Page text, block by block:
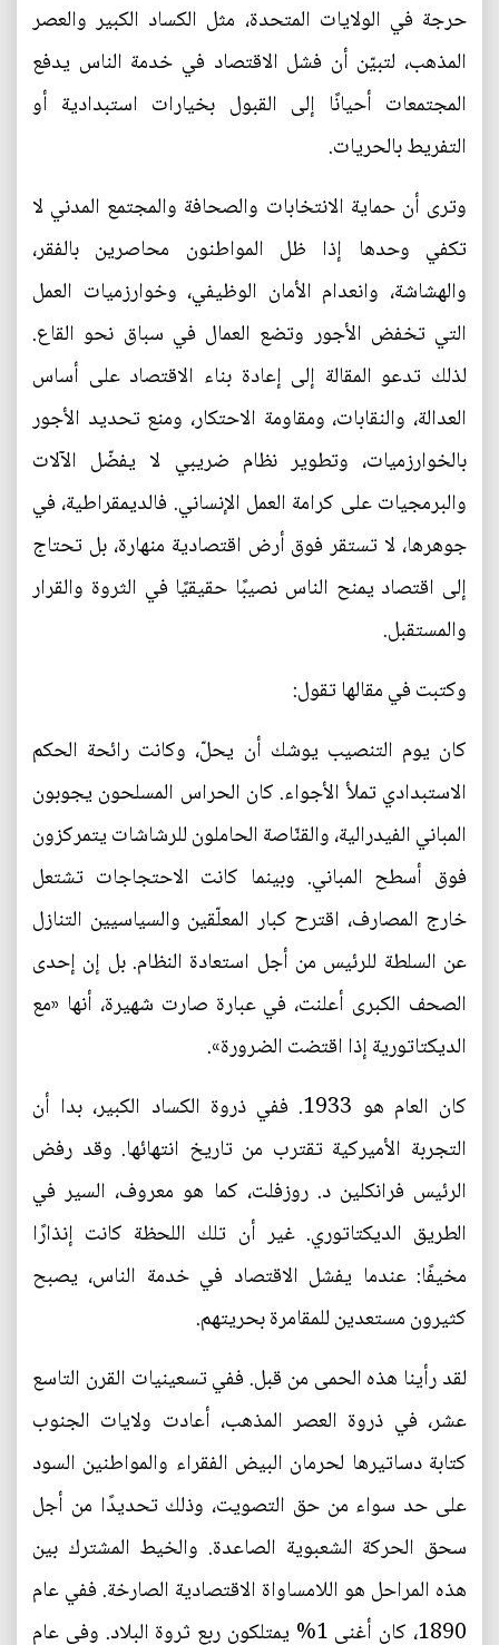
حرجة في الولايات المتحدة، مثل الكساد الكبير والعصر
المذهب، لتبيّن أن فشل الاقتصاد في خدمة الناس يدفع
المجتمعات أحيانًا إلى القبول بخيارات استبدادية أو
التفريط بالحريات.
وترى أن حماية الانتخابات والصحافة والمجتمع المدني لا
تكفي وحدها إذا ظل المواطنون محاصرين بالفقر،
والهشاشة، وانعدام الأمان الوظيفي، وخوارزميات العمل
التي تخفض الأجور وتضع العمال في سباق نحو القاع.
لذلك تدعو المقالة إلى إعادة بناء الاقتصاد على أساس
العدالة، والنقابات، ومقاومة الاحتكار، ومنع تحديد الأجور
بالخوارزميات، وتطوير نظام ضريبي لا يفضّل الآلات
والبرمجيات على كرامة العمل الإنساني. فالديمقراطية، في
جوهرها، لا تستقر فوق أرض اقتصادية منهارة، بل تحتاج
إلى اقتصاد يمنح الناس نصيبًا حقيقيًا في الثروة والقرار
والمستقبل.
وكتبت في مقالها تقول:
كان يوم التنصيب يوشك أن يحلّ، وكانت رائحة الحكم
الاستبدادي تملأ الأجواء. كان الحراس المسلحون يجوبون
المباني الفيدرالية، والقنّاصة الحاملون للرشاشات يتمركزون
فوق أسطح المباني. وبينما كانت الاحتجاجات تشتعل
خارج المصارف، اقترح كبار المعلّقين والسياسيين التنازل
عن السلطة للرئيس من أجل استعادة النظام. بل إن إحدى
الصحف الكبرى أعلنت، في عبارة صارت شهيرة، أنها «مع
الديكتاتورية إذا اقتضت الضرورة».
كان العام هو 1933. ففي ذروة الكساد الكبير، بدا أن
التجربة الأميركية تقترب من تاريخ انتهائها. وقد رفض
الرئيس فرانكلين د. روزفلت، كما هو معروف، السير في
الطريق الديكتاتوري. غير أن تلك اللحظة كانت إنذارًا
مخيفًا: عندما يفشل الاقتصاد في خدمة الناس، يصبح
كثيرون مستعدين للمقامرة بحريتهم.
لقد رأينا هذه الحمى من قبل. ففي تسعينيات القرن التاسع
عشر، في ذروة العصر المذهب، أعادت ولايات الجنوب
كتابة دساتيرها لحرمان البيض الفقراء والمواطنين السود
على حد سواء من حق التصويت، وذلك تحديدًا من أجل
سحق الحركة الشعبوية الصاعدة. والخيط المشترك بين
هذه المراحل هو اللامساواة الاقتصادية الصارخة. ففي عام
1890، كان أغنى 1% يمتلكون ربع ثروة البلاد. وفي عام